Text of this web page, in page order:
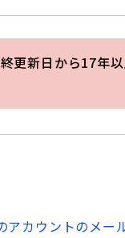
更新日から17年
アカウントのメー